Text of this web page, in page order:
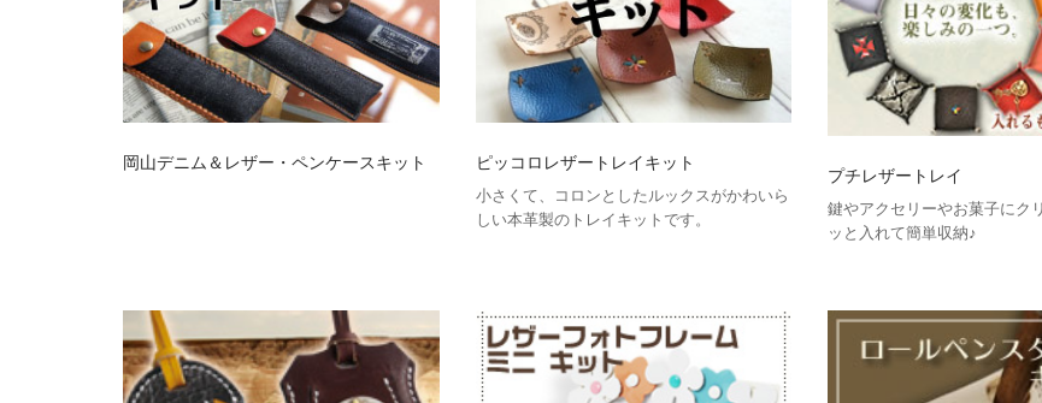
岡山デニム＆レザー・ペンケースキット ピッコロレザートレイキット
小さくて、コロンとしたルックスがかわいら
しい本革製のトレイキットです。
プチレザートレイ
鍵やアクセリーやお菓子にク
ッと入れて簡単収納♪